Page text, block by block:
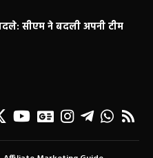
सीएम ने बदली अपनी टीम